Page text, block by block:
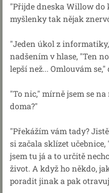
"Přijde dneska Willow do
myšlenky tak nějak
"Jeden úkol z
nadšením v hlase, "Ten
lepší než... Omlouvám se,"
"To nic," mírně jsem se
doma?"
"Překážím vám tady?
si začala sklízet
jsem tu já a to určitě
život. A když ho někdo,
poradit jinak a pak